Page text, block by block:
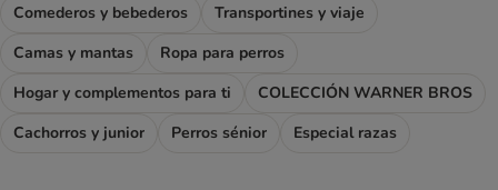
Comederos y bebederos
Transportines y viaje
Camas y mantas
Ropa para perros
Hogar y complementos para ti
COLECCIÓN WARNER BROS
Cachorros y junior
Perros sénior Especial razas